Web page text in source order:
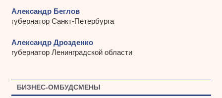
Александр Беглов
губернатор Санкт-Петербурга
Александр Дрозденко
губернатор Ленинградской области
БИЗНЕС-ОМБУДСМЕНЫ